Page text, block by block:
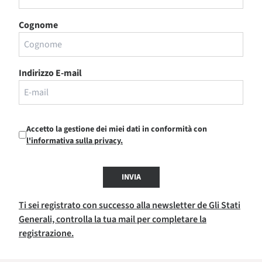
Cognome
Indirizzo E-mail
Accetto la gestione dei miei dati in conformità con
l'informativa sulla privacy.
INVIA
Ti sei registrato con successo alla newsletter de Gli Stati
Generali, controlla la tua mail per completare la
registrazione.